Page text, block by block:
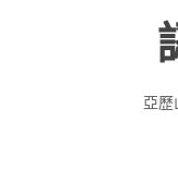
亞歷